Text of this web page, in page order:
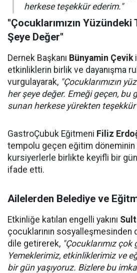
herkese teşekkür ederim."
"Çocuklarımızın
Şeye Değer"
Dernek Başkanı Bünyamin Çevik
etkinliklerin birlik ve dayanışma
vurgulayarak, "Çocuklarımızın
her şeye değer. Emeği geçen, bu
sunan herkese yürekten
GastroÇubuk Eğitmeni Filiz
tempolu geçen eğitim
kursiyerlerle birlikte keyifli bir gün
ifade etti.
Ailelerden Belediye ve
Etkinliğe katılan engelli yakını
çocuklarının
dile getirerek, "Çocuklarımız
Yemeklerimiz, etkinliklerimiz ve
bir gün yaşıyoruz. Bizlere bu